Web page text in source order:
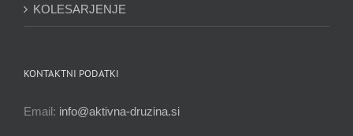
KOLESARJENJE
KONTAKTNI PODATKI
Email: info@aktivna-druzina.si